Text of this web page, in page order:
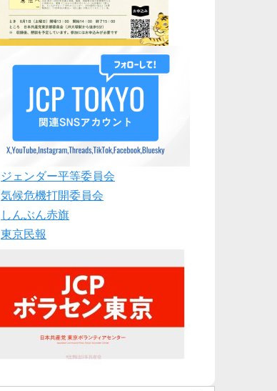
ジェンダー平等委員会
気候危機打開委員会
しんぶん赤旗
東京民報